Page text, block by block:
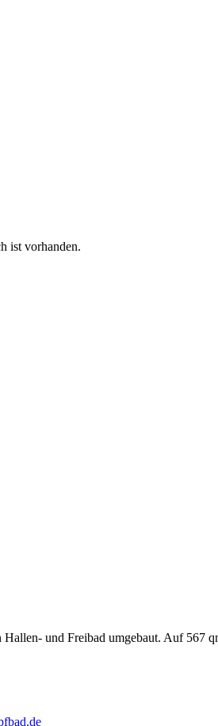
ist vorhanden.
und Freibad umgebaut. Auf 567